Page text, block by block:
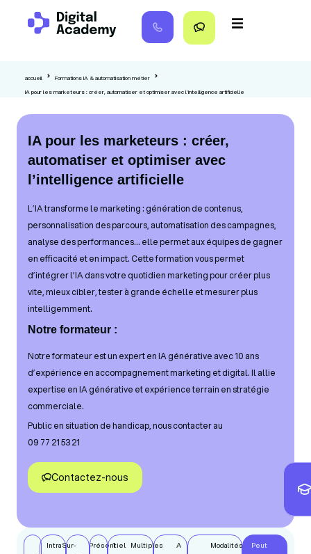
accueil
Formations IA & automatisation métier
IA pour les marketeurs : créer, automatiser et optimiser avec l’intelligence artificielle
IA pour les marketeurs : créer,
automatiser et optimiser avec
l’intelligence artificielle
L’IA transforme le marketing : génération de contenus,
personnalisation des parcours, automatisation des campagnes,
analyse des performances… elle permet aux équipes de gagner
en efficacité et en impact. Cette formation vous permet
d’intégrer l’IA dans votre quotidien marketing pour créer plus
vite, mieux cibler, tester à grande échelle et mesurer plus
intelligemment.
Notre formateur :
Notre formateur est un expert en IA générative avec 10 ans
d’expérience en accompagnement marketing et digital. Il allie
expertise en IA générative et expérience terrain en stratégie
commerciale.
Public en situation de handicap, nous contacter au
09 77 21 53 21
Contactez-nous
IntraSur-
Présentiel
1
Multiples
A
Modalités
Peut